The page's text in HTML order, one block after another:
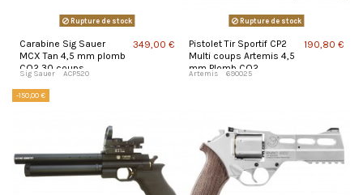
Rupture de stock
Carabine Sig Sauer
MCX Tan 4,5 mm plomb
CO2 30 coups
Sig Sauer ACP520
349,00 €
Rupture de stock
Pistolet Tir Sportif CP2
Multi coups Artemis 4,5
mm Plomb CO2
Artemis 690025
190,80 €
-150,00 €